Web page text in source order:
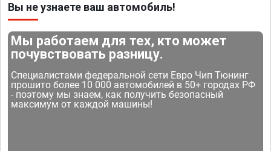
Вы не узнаете ваш автомобиль!
Мы работаем для тех, кто может
почувствовать разницу.
Специалистами федеральной сети Евро Чип Тюнинг
прошито более 10 000 автомобилей в 50+ городах РФ
- поэтому мы знаем, как получить безопасный
максимум от каждой машины!